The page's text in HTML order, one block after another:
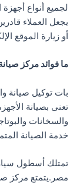
لجميع أنواع
يجعل العملاء
أو زيارة الموقع
ما فوائد مركز
بات توكيل صيانة
تعنى بصيانة
والسخانات
خدمة الصيانة
تمتلك أسطول
مصر.يتمتع مركز